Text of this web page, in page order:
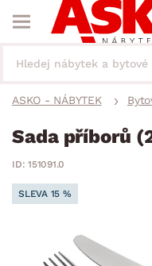
ASKO - NÁBYTEK
Sada příborů
ID: 151091.0
SLEVA 15 %